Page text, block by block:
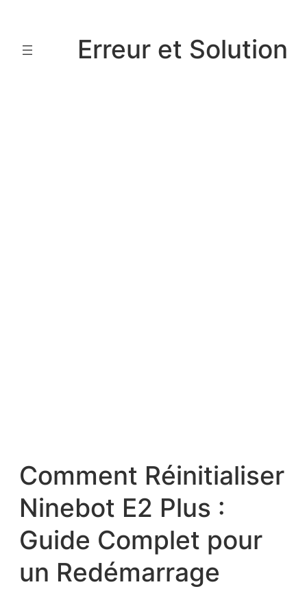
contenu
Erreur et Solution
Comment Réinitialiser
Ninebot E2 Plus :
Guide Complet pour
un Redémarrage